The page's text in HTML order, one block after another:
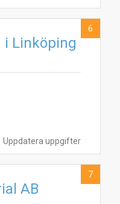
Uppdatera uppgifter
i Linköping
6
AB
7